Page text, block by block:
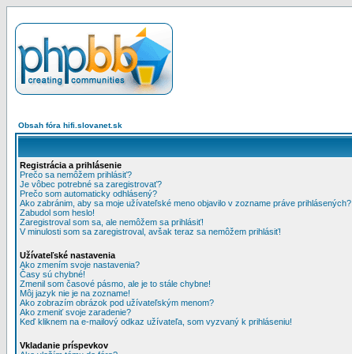
Obsah fóra hifi.slovanet.sk
Registrácia a prihlásenie
Prečo sa nemôžem prihlásiť?
Je vôbec potrebné sa zaregistrovať?
Prečo som automaticky odhlásený?
Ako zabránim, aby sa moje užívateľské meno objavilo v zozname práve prihlásených?
Zabudol som heslo!
Zaregistroval som sa, ale nemôžem sa prihlásiť!
V minulosti som sa zaregistroval, avšak teraz sa nemôžem prihlásiť!
Užívateľské nastavenia
Ako zmením svoje nastavenia?
Časy sú chybné!
Zmenil som časové pásmo, ale je to stále chybne!
Môj jazyk nie je na zozname!
Ako zobrazím obrázok pod užívateľským menom?
Ako zmeniť svoje zaradenie?
Keď kliknem na e-mailový odkaz užívateľa, som vyzvaný k prihláseniu!
Vkladanie príspevkov